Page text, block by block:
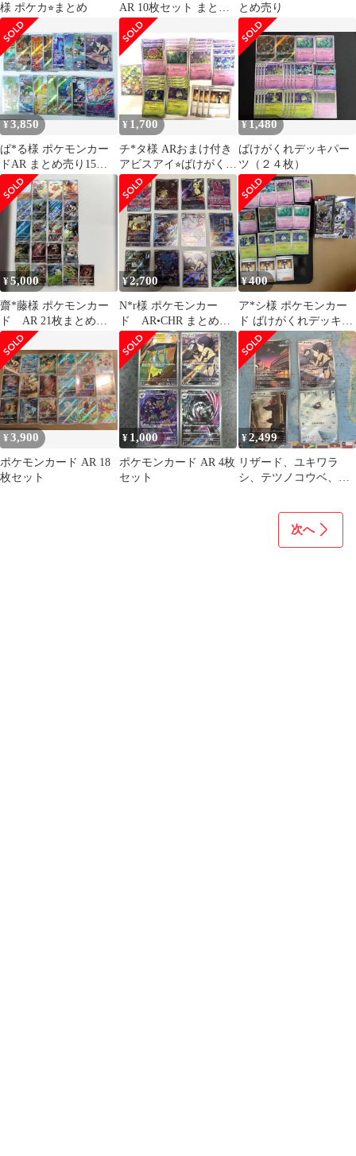
様 ポケカ⭐︎まとめ
AR 10枚セット まとめ
売り
とめ売り
¥3,850
ぱ*る様 ポケモンカー
ドAR まとめ売り15枚
セット
¥ 1,700
チ*タ様 ARおまけ付き
アビスアイ⭐︎ばけがく
れ デッキパーツ
¥1,480
ばけがくれデッキパー
ツ（２４枚）
¥5,000
齋*藤様 ポケモンカー
ド AR 21枚まとめ売
り スカーレット&バ
イオレット
¥2,700
N*r様 ポケモンカー
ド AR•CHR まとめ売
り
¥400
ア*シ様 ポケモンカー
ド ばけがくれデッキパ
ーツAR. A含む 合計 15
枚
¥3,900
ポケモンカード AR 18
枚セット
¥ 1,000
ポケモンカード AR 4枚
セット
¥2,499
リザード、ユキワラ
シ、テツノコウベ、チ
次へ